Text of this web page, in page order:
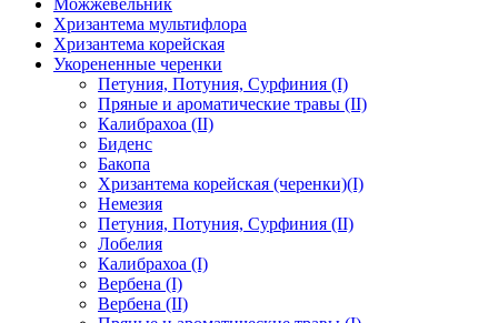
Можжевельник
Хризантема мультифлора
Хризантема корейская
Укорененные черенки
Петуния, Потуния, Сурфиния (I)
Пряные и ароматические травы (II)
Калибрахоа (II)
Биденс
Бакопа
Хризантема корейская (черенки)(I)
Немезия
Петуния, Потуния, Сурфиния (II)
Лобелия
Калибрахоа (I)
Вербена (I)
Вербена (II)